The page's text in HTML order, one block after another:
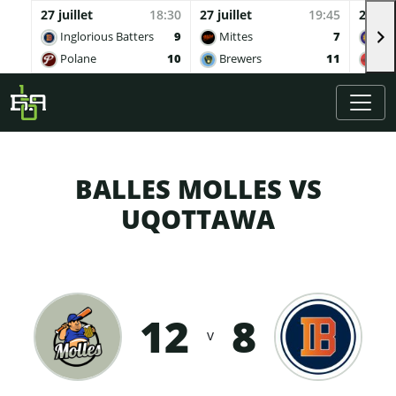
27 juillet 18:30
Inglorious Batters
9
Polane
10
27 juillet 19:45
Mittes
7
Brewers
11
27
Skip to main content
BALLES MOLLES VS
UQOTTAWA
12 v 8